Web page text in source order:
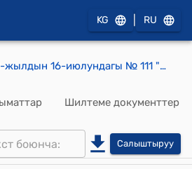
KG RU
КР 2012-жылдын 16-июлундагы № 111 "Кыргыз Республикасынын айрым мыйзам актыларына толуктоолорду жана өзгөртүүлөрдү киргизүү жөнүндө" Мыйзамы
Шилтеме документтер
Салыштыруу